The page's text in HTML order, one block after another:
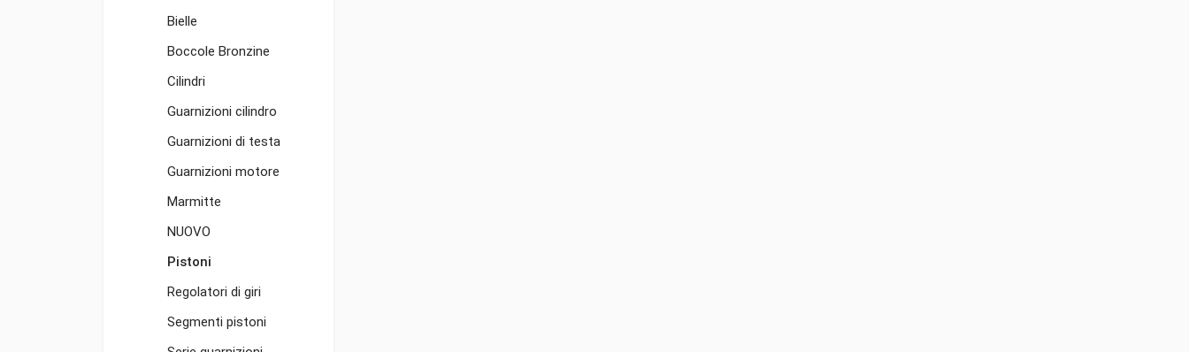
Bielle
Boccole Bronzine
Cilindri
Guarnizioni cilindro
Guarnizioni di testa
Guarnizioni motore
Marmitte
NUOVO
Pistoni
Regolatori di giri
Segmenti pistoni